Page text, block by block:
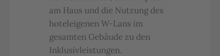
am Haus und die Nutzung des
hoteleigenen W-Lans im
gesamten Gebäude zu den
Inklusivleistungen.